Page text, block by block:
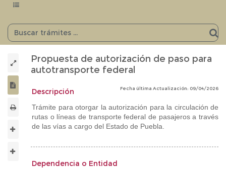
Menu
Propuesta de autorización de paso para
autotransporte federal
Fecha última Actualización: 09/04/2026
Descripción
Trámite para otorgar la autorización para la circulación de
rutas o líneas de transporte federal de pasajeros a través
de las vías a cargo del Estado de Puebla.
Dependencia o Entidad